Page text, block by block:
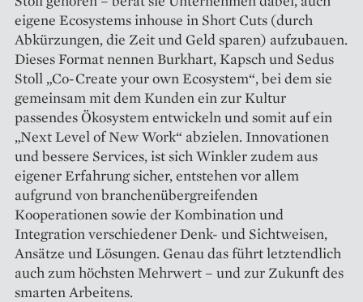
eigene Ecosystems inhouse in Short Cuts (durch
Abkürzungen, die Zeit und Geld sparen) aufzubauen.
Dieses Format nennen Burkhart, Kapsch und Sedus
Stoll „Co-Create your own Ecosystem“, bei dem sie
gemeinsam mit dem Kunden ein zur Kultur
passendes Ökosystem entwickeln und somit auf ein
„Next Level of New Work“ abzielen. Innovationen
und bessere Services, ist sich Winkler zudem aus
eigener Erfahrung sicher, entstehen vor allem
aufgrund von branchenübergreifenden
Kooperationen sowie der Kombination und
Integration verschiedener Denk- und Sichtweisen,
Ansätze und Lösungen. Genau das führt letztendlich
auch zum höchsten Mehrwert – und zur Zukunft des
smarten Arbeitens.